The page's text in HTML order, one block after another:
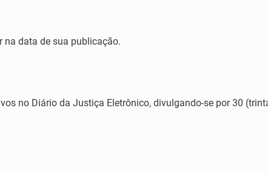
na data de sua publicação.
no Diário da Justiça Eletrônico, divulgando-se por 30